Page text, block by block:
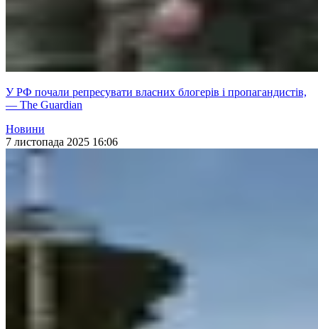
У РФ почали репресувати власних блогерів і пропагандистів,
— The Guardian
Новини
7 листопада 2025 16:06